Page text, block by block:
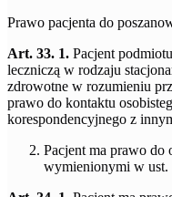
Prawo pacjenta do
Art. 33. 1. Pacjent
leczniczą w rodzaju
zdrowotne w rozumieniu
prawo do kontaktu
korespondencyjnego z
Pacjent ma prawo do
wymienionymi w ust.